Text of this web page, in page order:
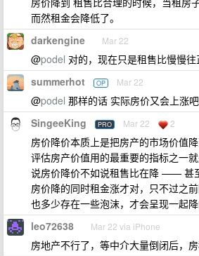
而然租金会降低了。
darkengine Mar 22
@podel 对的，现在只是租售比慢慢
summerhot OP Mar 22
@podel 那样的话 实际房价又会上涨
SingeeKing PRO Mar 22 2
房价降价本质上是把房产的市场价值
评估房产价值用的最重要的指标之一
说房价降价不如说租售比在降 —— 甚
房价降的同时租金涨才对，只不过之
也多少存在一些泡沫，才会呈现一起
leo72638 Mar 22 via iPhone
房地产不行了，等中介大量倒闭后，